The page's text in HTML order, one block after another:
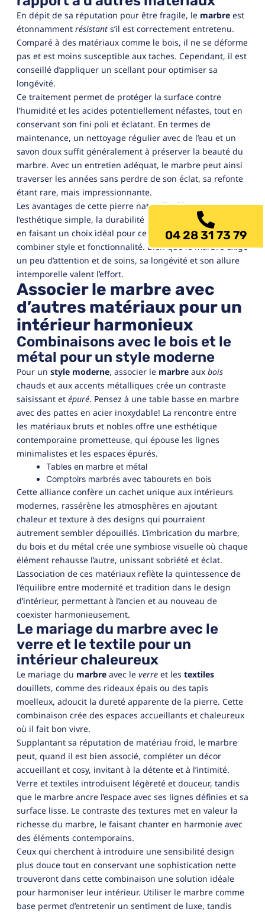
En dépit de sa réputation pour être fragile, le marbre est
étonnamment résistant s’il est correctement entretenu.
Comparé à des matériaux comme le bois, il ne se déforme
pas et est moins susceptible aux taches. Cependant, il est
conseillé d’appliquer un scellant pour optimiser sa
longévité.
Ce traitement permet de protéger la surface contre
l’humidité et les acides potentiellement néfastes, tout en
conservant son fini poli et éclatant. En termes de
maintenance, un nettoyage régulier avec de l’eau et un
savon doux suffit généralement à préserver la beauté du
marbre. Avec un entretien adéquat, le marbre peut ainsi
traverser les années sans perdre de son éclat, sa refonte
étant rare, mais impressionnante.
Les avantages de cette pierre naturelle dépassent
l’esthétique simple, la durabilité et la facilité d’entretien
en faisant un choix idéal pour ceux qui souhaitent
combiner style et fonctionnalité. Bien que le marbre exige
un peu d’attention et de soins, sa longévité et son allure
intemporelle valent l’effort.
Associer le marbre avec
d’autres matériaux pour un
intérieur harmonieux
Combinaisons avec le bois et le
métal pour un style moderne
Pour un style moderne, associer le marbre aux bois
chauds et aux accents métalliques crée un contraste
saisissant et épuré. Pensez à une table basse en marbre
avec des pattes en acier inoxydable! La rencontre entre
les matériaux bruts et nobles offre une esthétique
contemporaine prometteuse, qui épouse les lignes
minimalistes et les espaces épurés.
Tables en marbre et métal
Comptoirs marbrés avec tabourets en bois
Cette alliance confère un cachet unique aux intérieurs
modernes, rassérène les atmosphères en ajoutant
chaleur et texture à des designs qui pourraient
autrement sembler dépouillés. L’imbrication du marbre,
du bois et du métal crée une symbiose visuelle où chaque
élément rehausse l’autre, unissant sobriété et éclat.
L’association de ces matériaux reflète la quintessence de
l’équilibre entre modernité et tradition dans le design
d’intérieur, permettant à l’ancien et au nouveau de
coexister harmonieusement.
Le mariage du marbre avec le
verre et le textile pour un
intérieur chaleureux
Le mariage du marbre avec le verre et les textiles
douillets, comme des rideaux épais ou des tapis
moelleux, adoucit la dureté apparente de la pierre. Cette
combinaison crée des espaces accueillants et chaleureux
où il fait bon vivre.
Supplantant sa réputation de matériau froid, le marbre
peut, quand il est bien associé, compléter un décor
accueillant et cosy, invitant à la détente et à l’intimité.
Verre et textiles introduisent légèreté et douceur, tandis
que le marbre ancre l’espace avec ses lignes définies et sa
surface lisse. Le contraste des textures met en valeur la
richesse du marbre, le faisant chanter en harmonie avec
des éléments contemporains.
Ceux qui cherchent à introduire une sensibilité design
plus douce tout en conservant une sophistication nette
trouveront dans cette combinaison une solution idéale
pour harmoniser leur intérieur. Utiliser le marbre comme
base permet d’entretenir un sentiment de luxe, tandis
04 28 31 73 79